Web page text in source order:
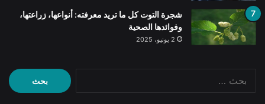
شجرة التوت كل ما تريد معرفته: أنواعها، زراعتها،
وفوائدها الصحية
2 يونيو، 2025
البحث
عن: